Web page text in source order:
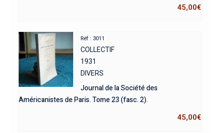
45,00€
Réf : 3011
COLLECTIF
1931
DIVERS
Journal de la Société des
Américanistes de Paris. Tome 23 (fasc. 2).
45,00€